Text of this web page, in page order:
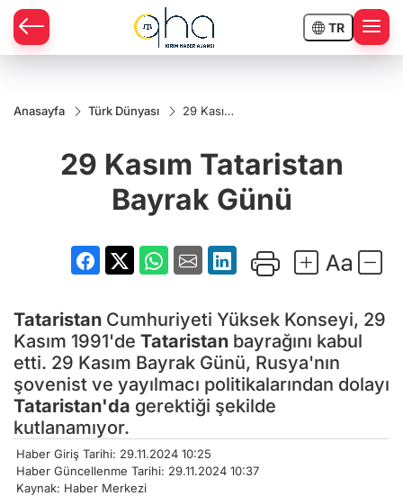
TR
Anasayfa Türk Dünyası
29 Kasım
Günü
29 Kasım Tataristan
Bayrak Günü
Tataristan Cumhuriyeti Yüksek Konseyi, 29
Kasım 1991'de Tataristan bayrağını kabul
etti. 29 Kasım Bayrak Günü, Rusya'nın
şovenist ve yayılmacı politikalarından dolayı
Tataristan'da gerektiği şekilde
kutlanamıyor.
Haber Giriş Tarihi: 29.11.2024 10:25
Haber Güncellenme Tarihi: 29.11.2024 10:37
Kaynak: Haber Merkezi